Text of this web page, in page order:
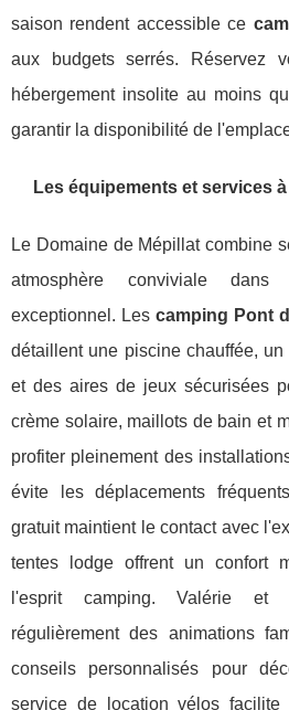
saison rendent accessible ce
aux budgets serrés. Réservez
hébergement insolite au moins
garantir la disponibilité de
Les équipements et services
Le Domaine de Mépillat combine
atmosphère conviviale
exceptionnel. Les camping Pont
détaillent une piscine chauffée,
et des aires de jeux sécurisées
crème solaire, maillots de bain et
profiter pleinement des
évite les déplacements
gratuit maintient le contact avec
tentes lodge offrent un confort
l'esprit camping. Valérie et
régulièrement des animations
conseils personnalisés pour
service de location vélos